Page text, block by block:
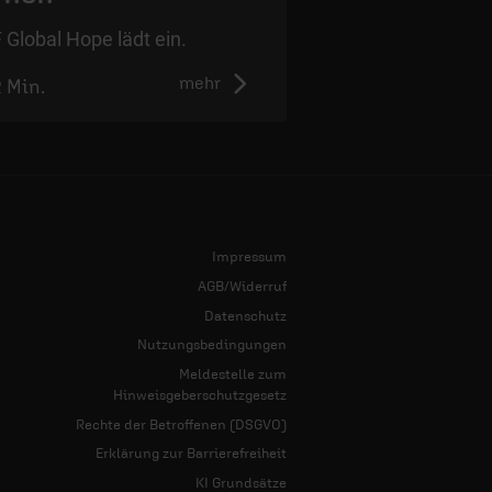
Global Hope lädt ein.
mehr
Min.
Impressum
AGB/Widerruf
Datenschutz
Nutzungsbedingungen
Meldestelle zum
Hinweisgeberschutzgesetz
Rechte der Betroffenen (DSGVO)
Erklärung zur Barrierefreiheit
KI Grundsätze